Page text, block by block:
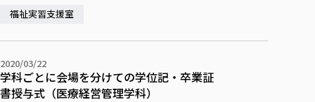
福祉実習支援室
2020/03/22
学科ごとに会場を分けての学位記・卒業証
書授与式（医療経営管理学科）